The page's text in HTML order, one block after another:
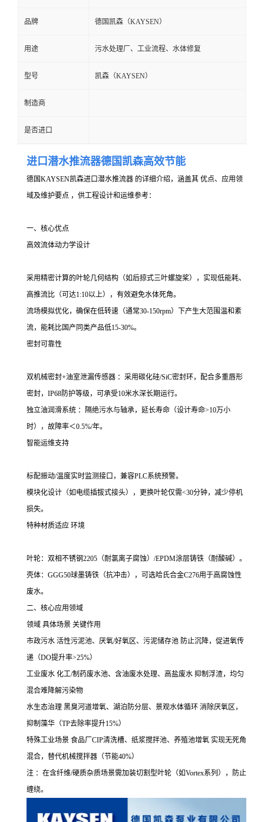
品牌 德国凯森（KAYSEN）
用途 污水处理厂、工业流程、水体修复
型号 凯森（KAYSEN）
制造商
是否进口
进口潜水推流器德国凯森高效节能
德国KAYSEN凯森进口潜水推流器 的详细介绍，涵盖其 优点、应用领
域及维护要点 ，供工程设计和运维参考：
一、核心优点
高效流体动力学设计
采用精密计算的叶轮几何结构（如后掠式三叶螺旋桨），实现低能耗、
高推流比（可达1:10以上），有效避免水体死角。
流场模拟优化，确保在低转速（通常30-150rpm）下产生大范围温和紊
流，能耗比国产同类产品低15-30%。
密封可靠性
双机械密封+油室泄漏传感器 ：采用碳化硅/SiC密封环，配合多重唇形
密封，IP68防护等级，可承受10米水深长期运行。
独立油润滑系统 ：隔绝污水与轴承，延长寿命（设计寿命>10万小
时），故障率＜0.5%/年。
智能运维支持
标配振动/温度实时监测接口，兼容PLC系统预警。
模块化设计（如电缆插拔式接头），更换叶轮仅需<30分钟，减少停机
损失。
特种材质适应 环境
叶轮：双相不锈钢2205（耐氯离子腐蚀）/EPDM涂层铸铁（耐酸碱）。
壳体：GGG50球墨铸铁（抗冲击），可选哈氏合金C276用于高腐蚀性
废水。
二、核心应用领域
领域 具体场景 关键作用
市政污水 活性污泥池、厌氧/好氧区、污泥储存池 防止沉降，促进氧传
递（DO提升率>25%）
工业废水 化工/制药废水池、含油废水处理、高盐废水 抑制浮渣，均匀
混合难降解污染物
水生态治理 黑臭河道增氧、湖泊防分层、景观水体循环 消除厌氧区，
抑制藻华（TP去除率提升15%）
特殊工业场景 食品厂CIP清洗槽、纸浆搅拌池、养殖池增氧 实现无死角
混合，替代机械搅拌器（节能40%）
注 ：在含纤维/硬质杂质场景需加装切割型叶轮（如Vortex系列），防止
缠绕。